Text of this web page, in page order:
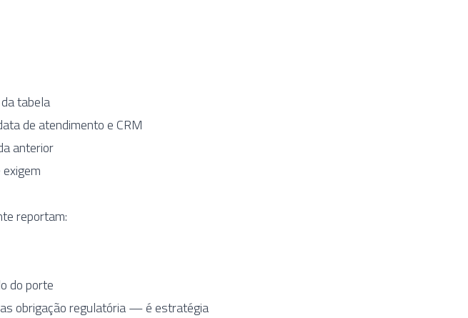
tabela
de atendimento e CRM
anterior
reportam:
do porte
obrigação regulatória — é estratégia